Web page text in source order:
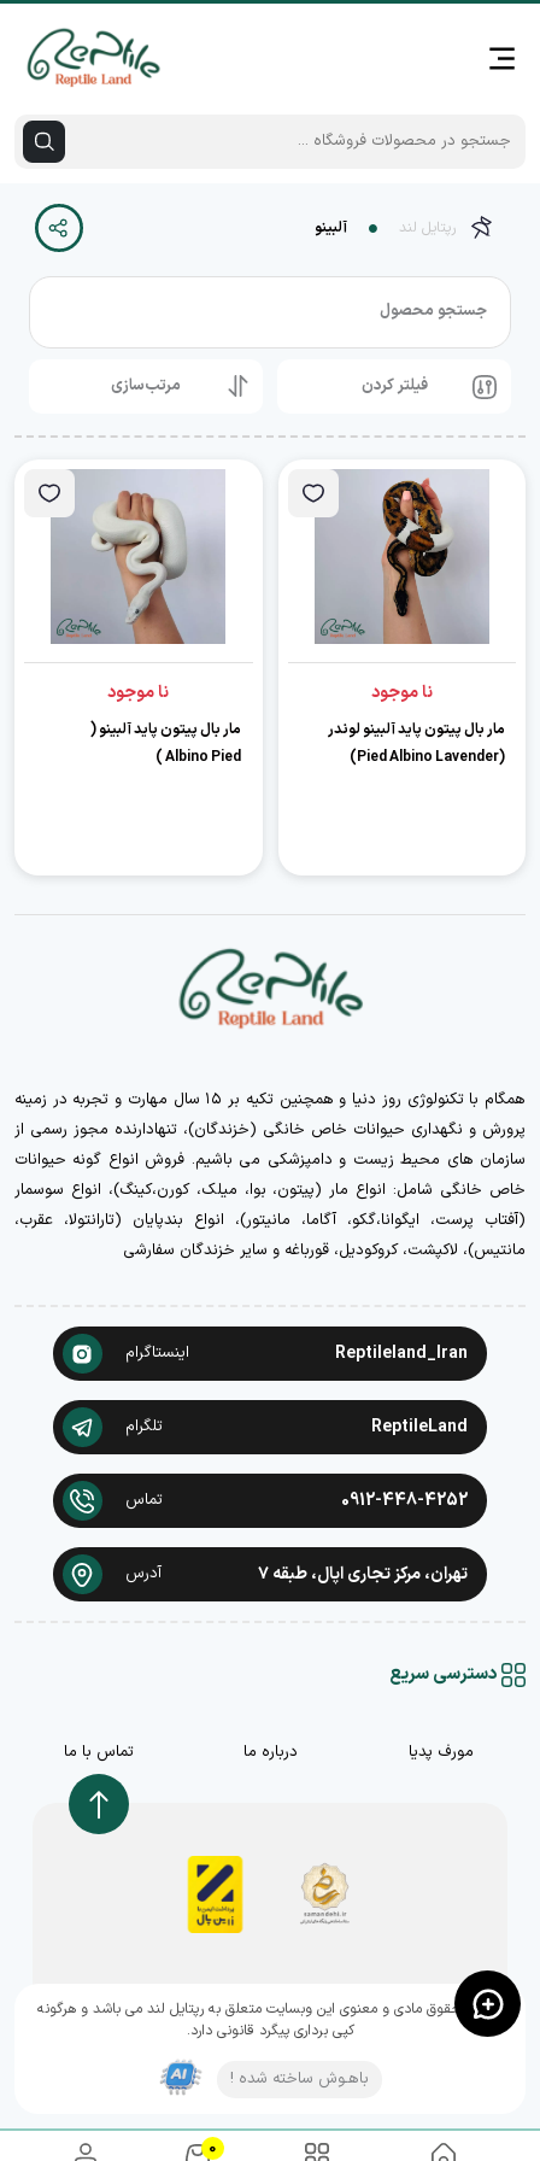
0
رپتایل لند آلبینو
جستجو محصول
فیلتر کردن مرتب‌سازی
نا موجود
مار بال پیتون پاید آلبینو لوندر
(Pied Albino Lavender)
نا موجود
مار بال پیتون پاید آلبینو (
Albino Pied )
همگام با تکنولوژی روز دنیا و همچنین تکیه بر ۱۵ سال مهارت و تجربه در زمینه
پرورش و نگهداری حیوانات خاص خانگی (خزندگان)، تنهادارنده مجوز رسمی از
سازمان های محیط زیست و دامپزشکی می باشیم. فروش انواع گونه حیوانات
خاص خانگی شامل: انواع مار (پیتون، بوا، میلک، کورن،کینگ)، انواع سوسمار
(آفتاب پرست، ایگوانا،گکو، آگاما، مانیتور)، انواع بندپایان (تارانتولا، عقرب،
مانتیس)، لاکپشت، کروکودیل، قورباغه و سایر خزندگان سفارشی
Reptileland_Iran اینستاگرام
ReptileLand تلگرام
0912-448-4252 تماس
تهران، مرکز تجاری اپال، طبقه ۷ آدرس
دسترسی سریع
مورف پدیا درباره ما تماس با ما
,تمامی حقوق مادی و معنوی این وبسایت متعلق به رپتایل لند می باشد و هرگونه
کپی برداری پیگرد قانونی دارد.
باهـوش ساخته شده !